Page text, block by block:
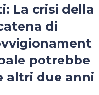
La crisi della
di
potrebbe
altri due anni